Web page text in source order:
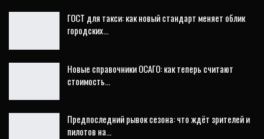
ГОСТ для такси: как новый стандарт меняет облик
городских…
Новые справочники ОСАГО: как теперь считают
стоимость…
Предпоследний рывок сезона: что ждёт зрителей и
пилотов на…